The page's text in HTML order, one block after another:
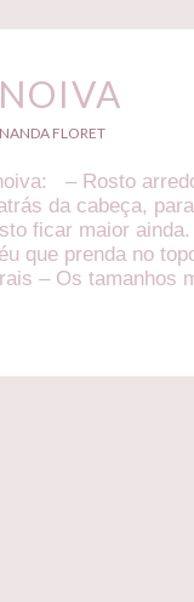
FLORET
– Rosto
da cabeça,
ficar maior
que prenda no
– Os tamanhos